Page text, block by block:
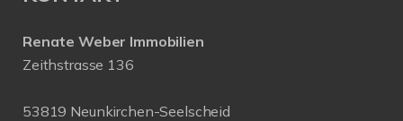
Renate Weber Immobilien
Zeithstrasse 136
53819 Neunkirchen-Seelscheid